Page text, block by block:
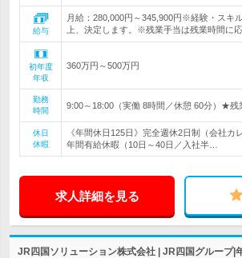
給与
月給：280,000円～345,900円※経験・スキ
上、決定します。※残業手当は残業時間に
初年度
年収
360万円～500万円
勤務
時間
9:00～18:00（実働 8時間／休憩 60分）★残
休日
休暇
《年間休日125日》完全週休2日制（会社カ
年間有給休暇（10日～40日／入社半…
求人詳細を見る
JR四国ソリューション株式会社 | JR四国グループ|